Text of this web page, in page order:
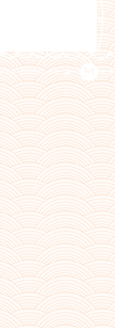
DESIGNED BY